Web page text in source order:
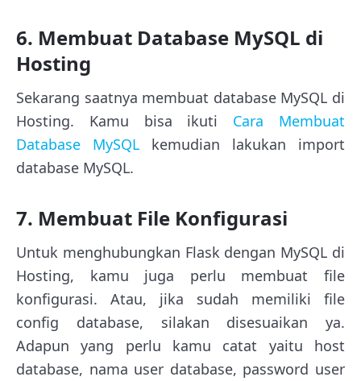
6. Membuat Database MySQL di
Hosting
Sekarang saatnya membuat database MySQL di
Hosting. Kamu bisa ikuti Cara Membuat
Database MySQL kemudian lakukan import
database MySQL.
7. Membuat File Konfigurasi
Untuk menghubungkan Flask dengan MySQL di
Hosting, kamu juga perlu membuat file
konfigurasi. Atau, jika sudah memiliki file
config database, silakan disesuaikan ya.
Adapun yang perlu kamu catat yaitu host
database, nama user database, password user